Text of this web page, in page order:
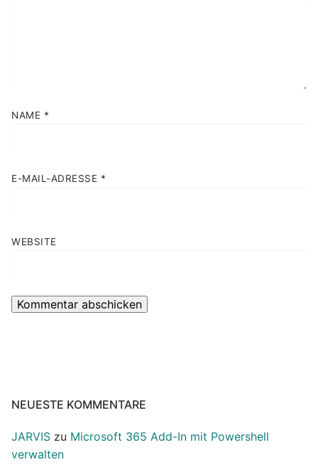
NAME *
E-MAIL-ADRESSE *
WEBSITE
NEUESTE KOMMENTARE
JARVIS zu Microsoft 365 Add-In mit Powershell
verwalten